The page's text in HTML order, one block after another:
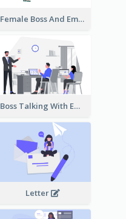
Female Boss And Employee Illustration
Boss Talking With Employee Illustration
Letter